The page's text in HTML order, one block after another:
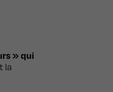
» qui
la